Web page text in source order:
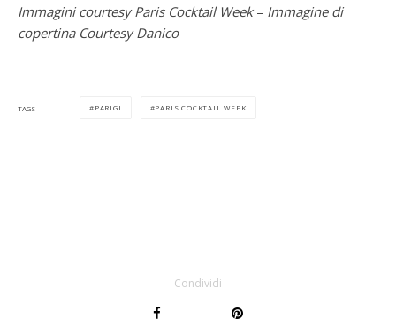
Immagini courtesy Paris Cocktail Week– Immagine di
copertina Courtesy Danico
TAGS PARIGI PARIS COCKTAIL WEEK
Condividi